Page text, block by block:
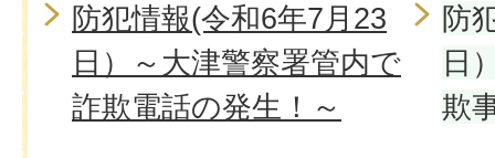
防犯情報(令和6年7月23
日）～大津警察署管内で
詐欺電話の発生！～
防
日
欺